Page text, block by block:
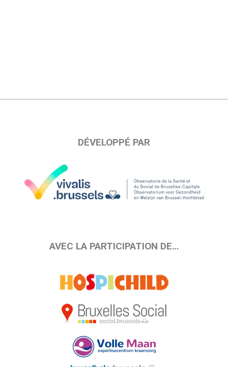
DÉVELOPPÉ PAR
AVEC LA PARTICIPATION DE…